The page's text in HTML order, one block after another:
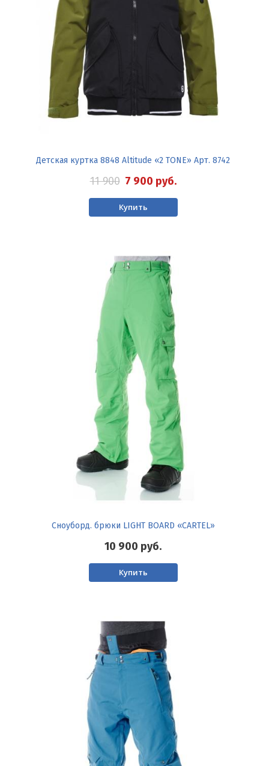
Детская куртка 8848 Altitude «2 TONE» Арт. 8742
11 900 7 900 руб.
Купить
Сноуборд. брюки LIGHT BOARD «CARTEL»
10 900 руб.
Купить